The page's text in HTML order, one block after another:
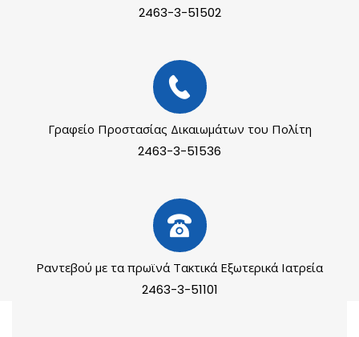
2463-3-51502
Γραφείο Προστασίας Δικαιωμάτων του Πολίτη
2463-3-51536
Ραντεβού με τα πρωϊνά Τακτικά Εξωτερικά Ιατρεία
2463-3-51101